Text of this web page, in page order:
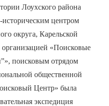
Лоухского района
центром
округа, Карельской
«Поисковые
поисковым отрядом
общественной
Центр» была
экспедиция